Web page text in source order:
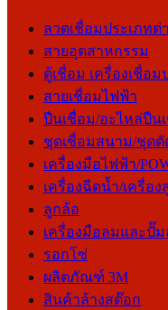
ลวดเชื่อมประเภทต่
สายอุตสาหกรรม
ตู้เชื่อม เครื่องเชื่อม
สายเชื่อมไฟฟ้า
ปืนเชื่อม/อะไหล่ปืน
ชุดเชื่อมสนาม/ชุดตั
เครื่องมือไฟฟ้า/
เครื่องฉีดน้ำ/เครื่อ
ลูกล้อ
เครื่องมือลมและปั๊ม
รอกโซ่
ผลิตภัณฑ์ 3M
สินค้าล้างสต๊อก